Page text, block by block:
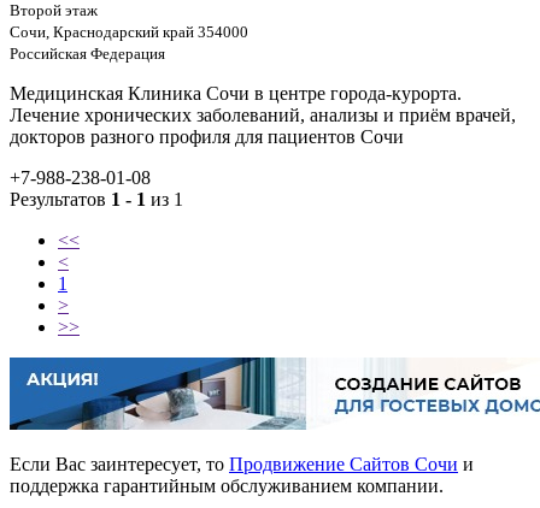
Второй этаж
Сочи, Краснодарский край 354000
Российская Федерация
Медицинская Клиника Сочи в центре города-курорта.
Лечение хронических заболеваний, анализы и приём врачей,
докторов разного профиля для пациентов Сочи
+7-988-238-01-08
Результатов 1 - 1 из 1
<<
<
1
>
>>
Если Вас заинтересует, то Продвижение Сайтов Сочи и
поддержка гарантийным обслуживанием компании.